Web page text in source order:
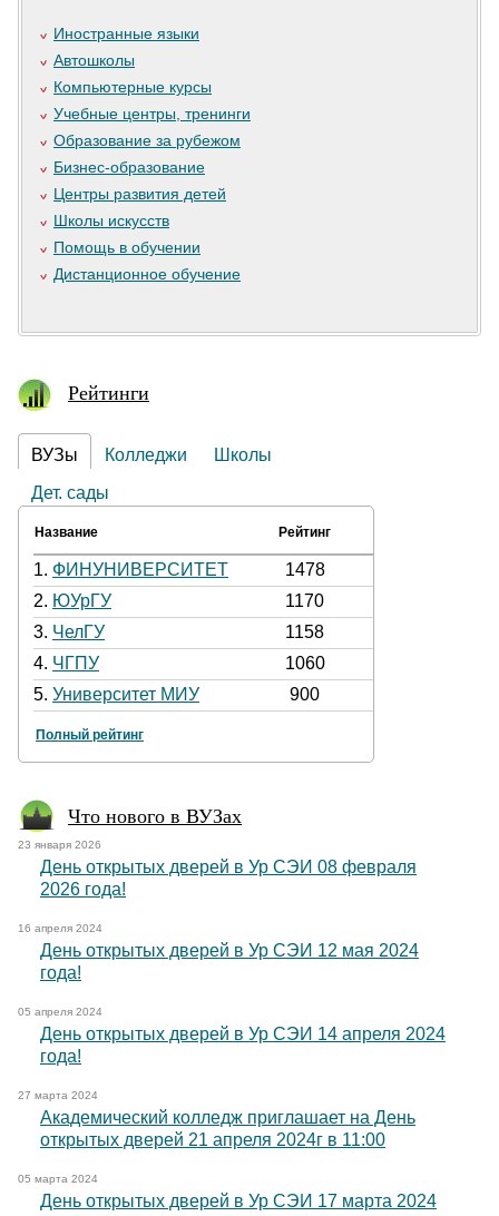
Иностранные языки
Автошколы
Компьютерные курсы
Учебные центры, тренинги
Образование за рубежом
Бизнес-образование
Центры развития детей
Школы искусств
Помощь в обучении
Дистанционное обучение
Рейтинги
ВУЗы Колледжи
Школы
Дет. сады
Название Рейтинг
1. ФИНУНИВЕРСИТЕТ
1478
2. ЮУрГУ
1170
3. ЧелГУ
1158
4. ЧГПУ
1060
5. Университет МИУ 900
Полный рейтинг
Что нового в ВУЗах
23 января 2026
День открытых дверей в Ур СЭИ 08 февраля
2026 года!
16 апреля 2024
День открытых дверей в Ур СЭИ 12 мая 2024
года!
05 апреля 2024
День открытых дверей в Ур СЭИ 14 апреля 2024
года!
27 марта 2024
Академический колледж приглашает на День
открытых дверей 21 апреля 2024г в 11:00
05 марта 2024
День открытых дверей в Ур СЭИ 17 марта 2024